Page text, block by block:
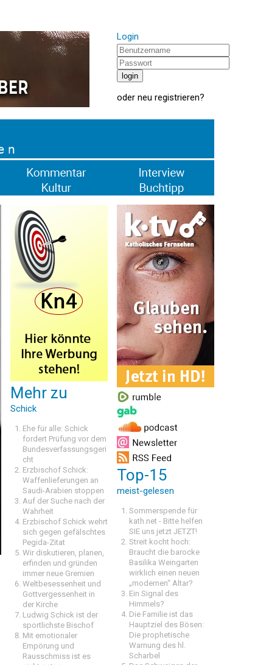
Login
oder neu registrieren?
Mehr zu
Schick
Ehe für alle: Schick
fordert Prüfung vor dem
Bundesverfassungsgeri
cht
Erzbischof Schick:
Waffenlieferungen an
Saudi-Arabien stoppen
Auf der Suche nach der
Wahrheit
Erzbischof Schick wehrt
sich gegen gefälschtes
Pegida-Zitat
Wir diskutieren, planen,
erfinden und gründen
immer neue Gremien
Weltbesessenheit und
Gottvergessenheit in
der Kirche
Ludwig Schick ist der
sportlichste Bischof
Mit emotionaler
Empörung und
Rausschmiss ist es
Top-15
meist-gelesen
Sommerspende für
kath.net - Bitte helfen
SIE uns jetzt JETZT!
Streit kocht hoch:
Braucht die barocke
Basilika Weingarten
wirklich einen neuen
„modernen“ Altar?
Ein Signal des
Himmels?
Die Familie ist das
Hauptziel des Bösen:
Die prophetische
Warnung des hl.
Scharbel